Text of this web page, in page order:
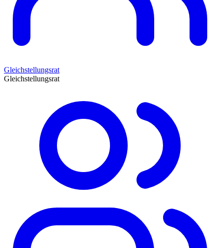
Gleichstellungsrat
Gleichstellungsrat